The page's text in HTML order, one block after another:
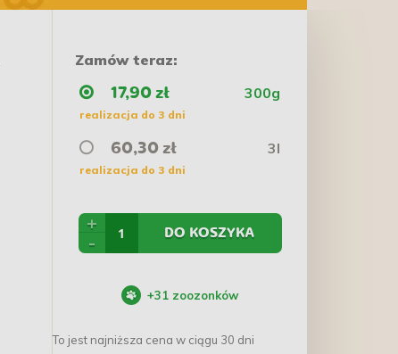
Zamów teraz:
17,90 zł 300g
realizacja do 3 dni
60,30 zł 3l
realizacja do 3 dni
+
-
DO KOSZYKA
+31 zoozonków
To jest najniższa cena w ciągu 30 dni